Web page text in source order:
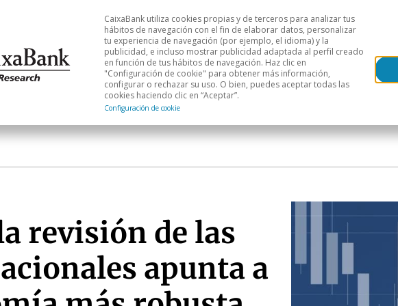
y mercados Análisis sectorial Áreas geográficas
CaixaBank utiliza cookies propias y de terceros para analizar tus
hábitos de navegación con el fin de elaborar datos, personalizar
tu experiencia de navegación (por ejemplo, el idioma) y la
publicidad, e incluso mostrar publicidad adaptada al perfil creado
en función de tus hábitos de navegación. Haz clic en
"Configuración de cookie" para obtener más información,
configurar o rechazar su uso. O bien, puedes aceptar todas las
cookies haciendo clic en “Aceptar”.
Configuración de cookie
revisión de las
apunta a